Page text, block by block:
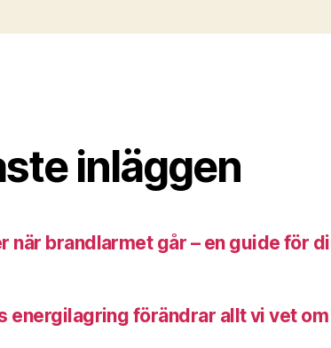
inläggen
när brandlarmet går – en guide för
energilagring förändrar allt vi vet